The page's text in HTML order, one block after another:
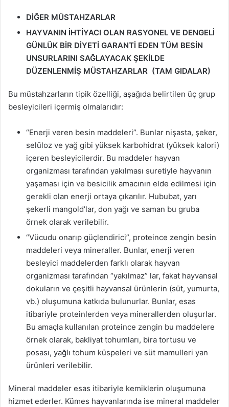
DİĞER MÜSTAHZARLAR
HAYVANIN İHTİYACI OLAN RASYONEL VE DENGELİ
GÜNLÜK BİR DİYETİ GARANTİ EDEN TÜM BESİN
UNSURLARINI SAĞLAYACAK ŞEKİLDE
DÜZENLENMİŞ MÜSTAHZARLAR (TAM GIDALAR)
Bu müstahzarların tipik özelliği, aşağıda belirtilen üç grup
besleyicileri içermiş olmalarıdır:
“Enerji veren besin maddeleri”. Bunlar nişasta, şeker,
selüloz ve yağ gibi yüksek karbohidrat (yüksek kalori)
içeren besleyicilerdir. Bu maddeler hayvan
organizması tarafından yakılması suretiyle hayvanın
yaşaması için ve besicilik amacının elde edilmesi için
gerekli olan enerji ortaya çıkarılır. Hububat, yarı
şekerli mangold’lar, don yağı ve saman bu gruba
örnek olarak verilebilir.
“Vücudu onarıp güçlendirici”, proteince zengin besin
maddeleri veya mineraller. Bunlar, enerji veren
besleyici maddelerden farklı olarak hayvan
organizması tarafından “yakılmaz” lar, fakat hayvansal
dokuların ve çeşitli hayvansal ürünlerin (süt, yumurta,
vb.) oluşumuna katkıda bulunurlar. Bunlar, esas
itibariyle proteinlerden veya minerallerden oluşurlar.
Bu amaçla kullanılan proteince zengin bu maddelere
örnek olarak, bakliyat tohumları, bira tortusu ve
posası, yağlı tohum küspeleri ve süt mamulleri yan
ürünleri verilebilir.
Mineral maddeler esas itibariyle kemiklerin oluşumuna
hizmet ederler. Kümes hayvanlarında ise mineral maddeler